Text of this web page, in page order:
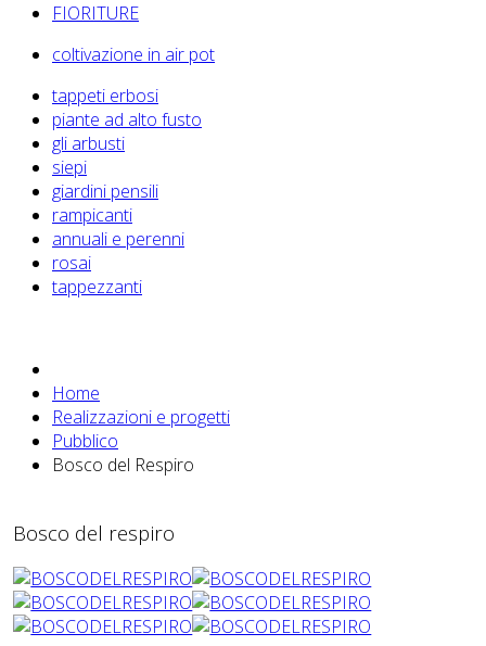
FIORITURE
coltivazione in air pot
tappeti erbosi
piante ad alto fusto
gli arbusti
siepi
giardini pensili
rampicanti
annuali e perenni
rosai
tappezzanti
Home
Realizzazioni e progetti
Pubblico
Bosco del Respiro
Bosco del respiro